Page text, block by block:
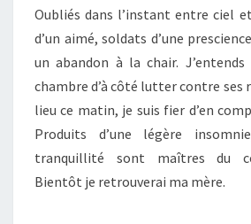
Oubliés dans l’instant entre ciel
d’un aimé, soldats d’une
un abandon à la chair.
chambre d’à côté lutter contre ses
lieu ce matin, je suis fier d’en
Produits d’une légère
tranquillité sont maîtres du
Bientôt je retrouverai ma mère.